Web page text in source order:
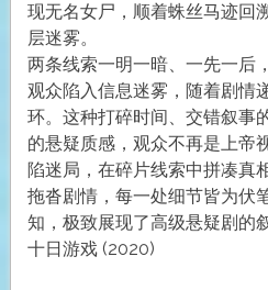
现无名女尸，顺着蛛丝马迹回
层迷雾。
两条线索一明一暗、一先一后
观众陷入信息迷雾，随着剧情
环。这种打碎时间、交错叙事
的悬疑质感，观众不再是上帝
陷迷局，在碎片线索中拼凑真
拖沓剧情，每一处细节皆为伏
知，极致展现了高级悬疑剧的
十日游戏 (2020)